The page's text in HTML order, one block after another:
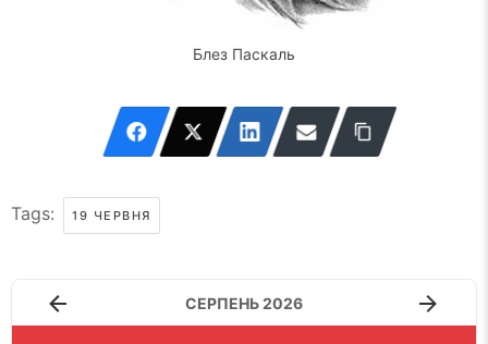
Блез Паскаль
Tags: 19 ЧЕРВНЯ
СЕРПЕНЬ 2026